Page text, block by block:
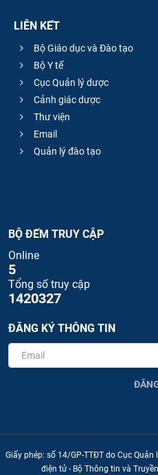
LIÊN KẾT
Bộ Giáo dục và Đào tạo
Bộ Y tế
Cục Quản lý dược
Cảnh giác dược
Thư viện
Email
Quản lý đào tạo
BỘ ĐẾM TRUY CẬP
Online
5
Tổng số truy cập
1420327
ĐĂNG KÝ THÔNG TIN
Giấy phép: số 14/GP-TTĐT do Cục
điện tử - Bộ Thông tin và